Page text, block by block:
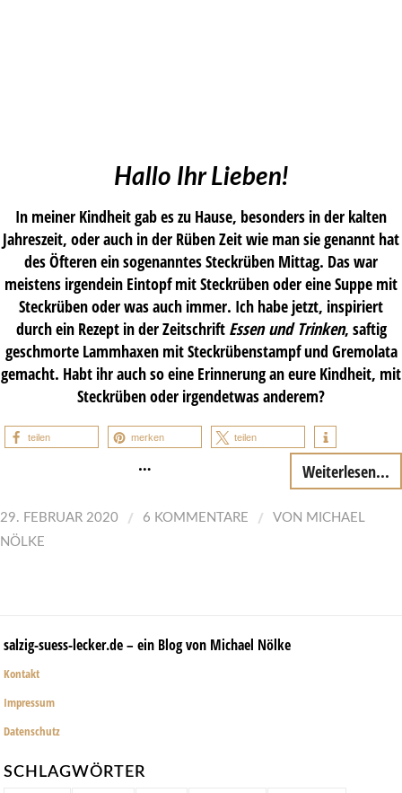
Hallo Ihr Lieben!
In meiner Kindheit gab es zu Hause, besonders in der kalten
Jahreszeit, oder auch in der Rüben Zeit wie man sie genannt hat
des Öfteren ein sogenanntes Steckrüben Mittag. Das war
meistens irgendein Eintopf mit Steckrüben oder eine Suppe mit
Steckrüben oder was auch immer. Ich habe jetzt, inspiriert
durch ein Rezept in der Zeitschrift Essen und Trinken, saftig
geschmorte Lammhaxen mit Steckrübenstampf und Gremolata
gemacht. Habt ihr auch so eine Erinnerung an eure Kindheit, mit
Steckrüben oder irgendetwas anderem?
teilen merken teilen
… Weiterlesen...
29. FEBRUAR 2020 / 6 KOMMENTARE / VON MICHAEL
NÖLKE
salzig-suess-lecker.de – ein Blog von Michael Nölke
Kontakt
Impressum
Datenschutz
SCHLAGWÖRTER